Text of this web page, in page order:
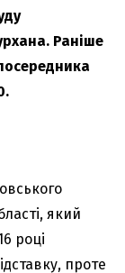
Раніше
який
році
проте